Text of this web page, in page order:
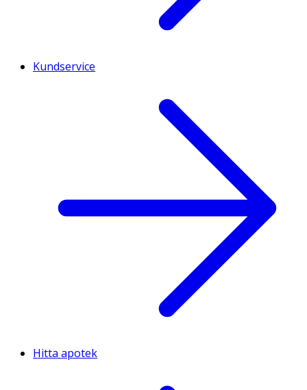
Kundservice
Hitta apotek